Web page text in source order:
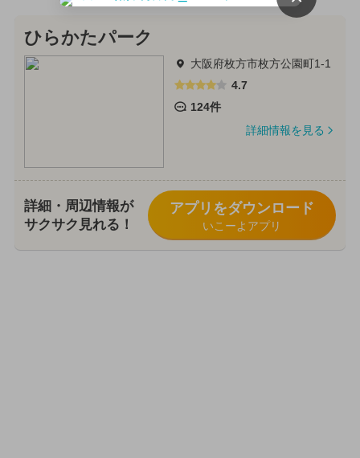
ひらかたパーク
大阪府枚方市枚方公園町1-1
4.7
124件
詳細情報を見る
詳細・周辺情報が
サクサク見れる！
アプリをダウンロード
いこーよアプリ